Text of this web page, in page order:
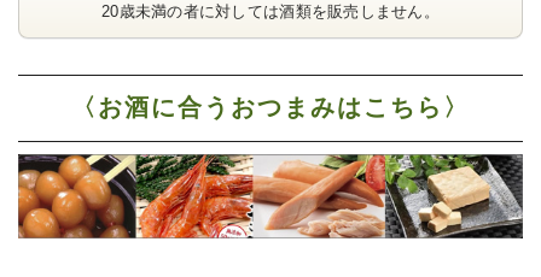
20歳未満の者に対しては酒類を販売しません。
〈お酒に合うおつまみはこちら〉